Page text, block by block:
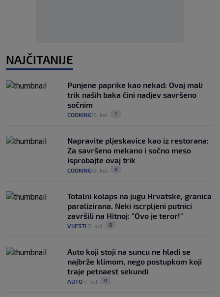
NAJČITANIJE
Punjene paprike kao nekad: Ovaj mali
trik naših baka čini nadjev savršeno
sočnim
COOKING 8. kol. 1
Napravite pljeskavice kao iz restorana:
Za savršeno mekano i sočno meso
isprobajte ovaj trik
COOKING 8. kol. 0
Totalni kolaps na jugu Hrvatske, granica
paralizirana. Neki iscrpljeni putnici
završili na Hitnoj: "Ovo je teror!"
VIJESTI 2. kol. 8
Auto koji stoji na suncu ne hladi se
najbrže klimom, nego postupkom koji
traje petnaest sekundi
AUTO 7. kol. 0